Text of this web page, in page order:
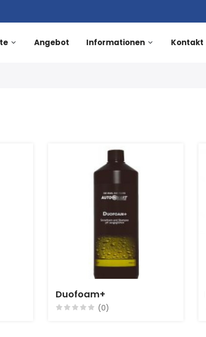
Angebot Informationen Kontakt
Duofoam+
(0)